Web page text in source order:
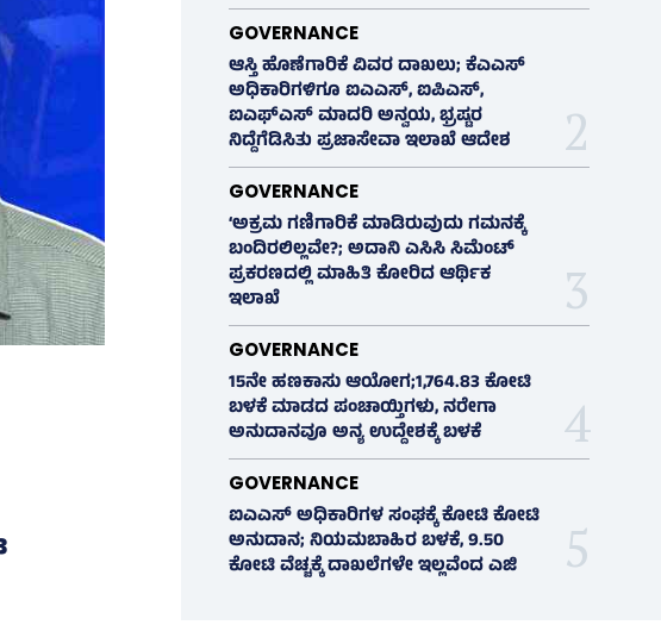
GOVERNANCE
ಆಸ್ತಿ ಹೊಣೆಗಾರಿಕೆ ವಿವರ ದಾಖಲು; ಕೆಎಎಸ್
ಅಧಿಕಾರಿಗಳಿಗೂ ಐಎಎಸ್‌, ಐಪಿಎಸ್‌,
ಐಎಫ್‌ಎಸ್‌ ಮಾದರಿ ಅನ್ವಯ, ಭ್ರಷ್ಟರ
ನಿದ್ದೆಗೆಡಿಸಿತು ಪ್ರಜಾಸೇವಾ ಇಲಾಖೆ ಆದೇಶ
GOVERNANCE
‘ಅಕ್ರಮ ಗಣಿಗಾರಿಕೆ ಮಾಡಿರುವುದು ಗಮನಕ್ಕೆ
ಬಂದಿರಲಿಲ್ಲವೇ?; ಅದಾನಿ ಎಸಿಸಿ ಸಿಮೆಂಟ್
ಪ್ರಕರಣದಲ್ಲಿ ಮಾಹಿತಿ ಕೋರಿದ ಆರ್ಥಿಕ
ಇಲಾಖೆ
GOVERNANCE
15ನೇ ಹಣಕಾಸು ಆಯೋಗ;1,764.83 ಕೋಟಿ
ಬಳಕೆ ಮಾಡದ ಪಂಚಾಯ್ತಿಗಳು, ನರೇಗಾ
ಅನುದಾನವೂ ಅನ್ಯ ಉದ್ದೇಶಕ್ಕೆ ಬಳಕೆ
GOVERNANCE
ಐಎಎಸ್‌ ಅಧಿಕಾರಿಗಳ ಸಂಘಕ್ಕೆ ಕೋಟಿ ಕೋಟಿ
ಅನುದಾನ; ನಿಯಮಬಾಹಿರ ಬಳಕೆ, 9.50
ಕೋಟಿ ವೆಚ್ಚಕ್ಕೆ ದಾಖಲೆಗಳೇ ಇಲ್ಲವೆಂದ ಎಜಿ